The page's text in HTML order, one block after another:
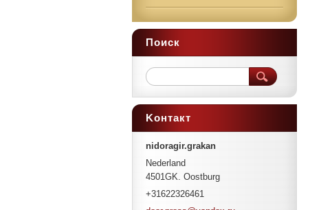
Поиск
Koнтакт
nidoragir.grakan
Nederland
4501GK. Oostburg
+31622326461